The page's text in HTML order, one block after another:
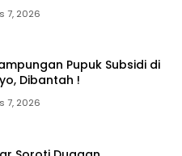
7, 2026
Pupuk Subsidi di
Dibantah !
7, 2026